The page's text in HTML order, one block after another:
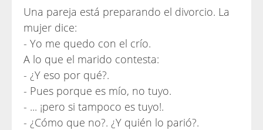
Una pareja está preparando el divorcio. La
mujer dice:
- Yo me quedo con el crío.
A lo que el marido contesta:
- ¿Y eso por qué?.
- Pues porque es mío, no tuyo.
- ... ¡pero si tampoco es tuyo!.
- ¿Cómo que no?. ¿Y quién lo parió?.